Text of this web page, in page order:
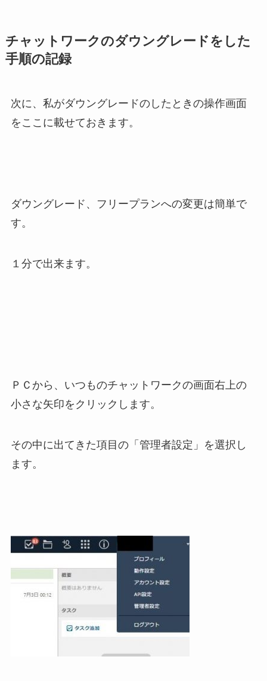
チャットワークのダウングレードをした
手順の記録
次に、私がダウングレードのしたときの操作画面
をここに載せておきます。
ダウングレード、フリープランへの変更は簡単で
す。
１分で出来ます。
ＰＣから、いつものチャットワークの画面右上の
小さな矢印をクリックします。
その中に出てきた項目の「管理者設定」を選択し
ます。